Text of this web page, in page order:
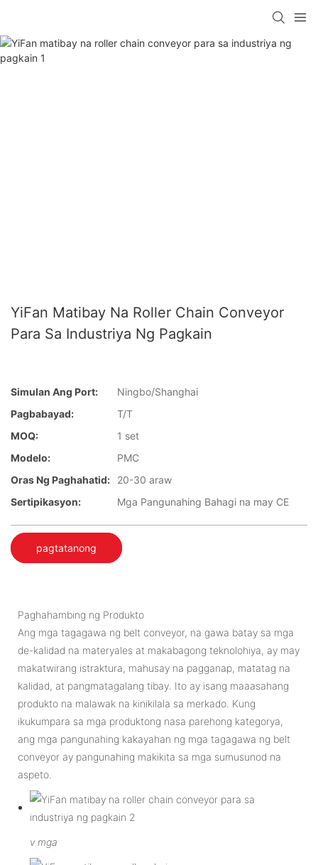
YiFan Matibay Na Roller Chain Conveyor
Para Sa Industriya Ng Pagkain
Simulan Ang Port:
Ningbo/Shanghai
Pagbabayad:
T/T
MOQ:
1 set
Modelo:
PMC
Oras Ng Paghahatid:
20-30 araw
Sertipikasyon:
Mga Pangunahing Bahagi na may CE
pagtatanong
Paghahambing ng Produkto
Ang mga tagagawa ng belt conveyor, na gawa batay sa mga
de-kalidad na materyales at makabagong teknolohiya, ay may
makatwirang istraktura, mahusay na pagganap, matatag na
kalidad, at pangmatagalang tibay. Ito ay isang maaasahang
produkto na malawak na kinikilala sa merkado. Kung
ikukumpara sa mga produktong nasa parehong kategorya,
ang mga pangunahing kakayahan ng mga tagagawa ng belt
conveyor ay pangunahing makikita sa mga sumusunod na
aspeto.
v mga